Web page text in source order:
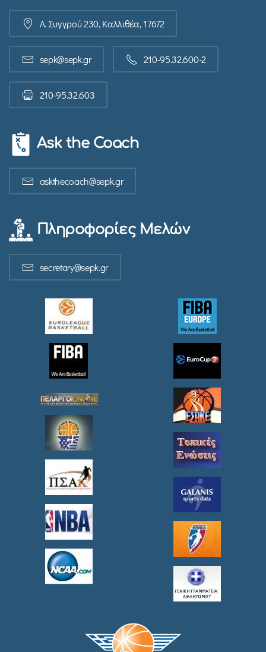
Λ. Συγγρού 230, Καλλιθέα, 17672
sepk@sepk.gr 210-95.32.600-2
210-95.32.603
Ask the Coach
askthecoach@sepk.gr
Πληροφορίες Μελών
secretary@sepk.gr